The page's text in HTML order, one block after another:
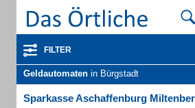
FILTER
Geldautomaten in Bürgstadt
Sparkasse Aschaffenburg